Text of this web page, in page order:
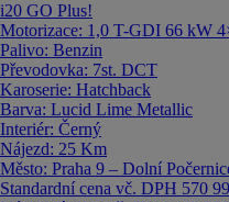
i20 GO Plus!
Motorizace: 1,0 T-GDI 66 kW
Palivo: Benzin
Převodovka: 7st. DCT
Karoserie: Hatchback
Barva: Lucid Lime Metallic
Interiér: Černý
Nájezd: 25 Km
Město: Praha 9 – Dolní
Standardní cena vč. DPH 570